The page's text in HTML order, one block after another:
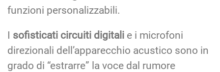
funzioni personalizzabili.
I sofisticati circuiti digitali e i microfoni
direzionali dell’apparecchio acustico sono in
grado di “estrarre” la voce dal rumore